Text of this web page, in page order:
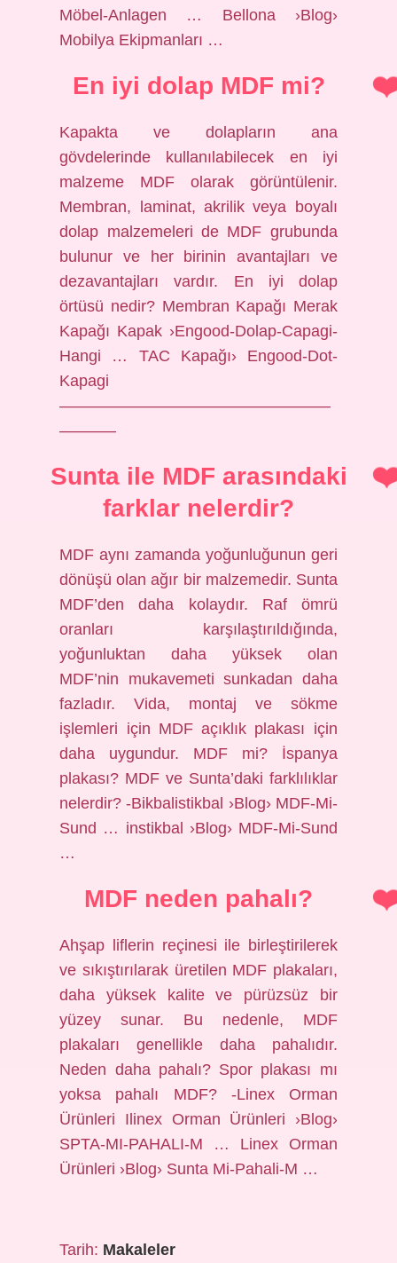
Möbel-Anlagen … Bellona ›Blog›
Mobilya Ekipmanları …
En iyi dolap MDF mi?
Kapakta ve dolapların ana
gövdelerinde kullanılabilecek en iyi
malzeme MDF olarak görüntülenir.
Membran, laminat, akrilik veya boyalı
dolap malzemeleri de MDF grubunda
bulunur ve her birinin avantajları ve
dezavantajları vardır. En iyi dolap
örtüsü nedir? Membran Kapağı Merak
Kapağı Kapak ›Engood-Dolap-Capagi-
Hangi … TAC Kapağı› Engood-Dot-
Kapagi
—————————————————
———–
Sunta ile MDF arasındaki
farklar nelerdir?
MDF aynı zamanda yoğunluğunun geri
dönüşü olan ağır bir malzemedir. Sunta
MDF’den daha kolaydır. Raf ömrü
oranları karşılaştırıldığında,
yoğunluktan daha yüksek olan
MDF’nin mukavemeti sunkadan daha
fazladır. Vida, montaj ve sökme
işlemleri için MDF açıklık plakası için
daha uygundur. MDF mi? İspanya
plakası? MDF ve Sunta’daki farklılıklar
nelerdir? -Bikbalistikbal ›Blog› MDF-Mi-
Sund … instikbal ›Blog› MDF-Mi-Sund
…
MDF neden pahalı?
Ahşap liflerin reçinesi ile birleştirilerek
ve sıkıştırılarak üretilen MDF plakaları,
daha yüksek kalite ve pürüzsüz bir
yüzey sunar. Bu nedenle, MDF
plakaları genellikle daha pahalıdır.
Neden daha pahalı? Spor plakası mı
yoksa pahalı MDF? -Linex Orman
Ürünleri Ilinex Orman Ürünleri ›Blog›
SPTA-MI-PAHALI-M … Linex Orman
Ürünleri ›Blog› Sunta Mi-Pahali-M …
Tarih: Makaleler